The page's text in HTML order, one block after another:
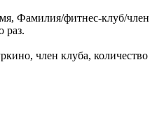
Фамилия/фитнес-клуб/член
раз.
член клуба, количество